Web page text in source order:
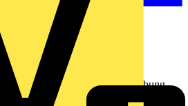
mit innovatiever
sichere und intuitive Handhabung.